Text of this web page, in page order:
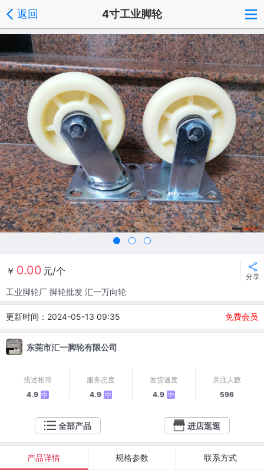
返回 4寸工业脚轮
￥ 0.00 元/个 分享
工业脚轮厂 脚轮批发 汇一万向轮
更新时间：2024-05-13 09:35 免费会员
东莞市汇一脚轮有限公司
描述相符
4.9 中
服务态度
4.9 中
发货速度
4.9 中
关注人数
596
全部产品 进店逛逛
产品详情 规格参数 联系方式